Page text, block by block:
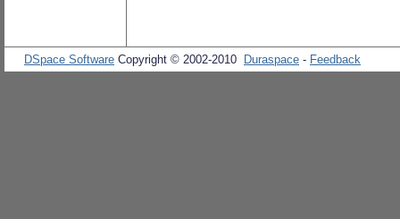
DSpace Software Copyright © 2002-2010 Duraspace - Feedback